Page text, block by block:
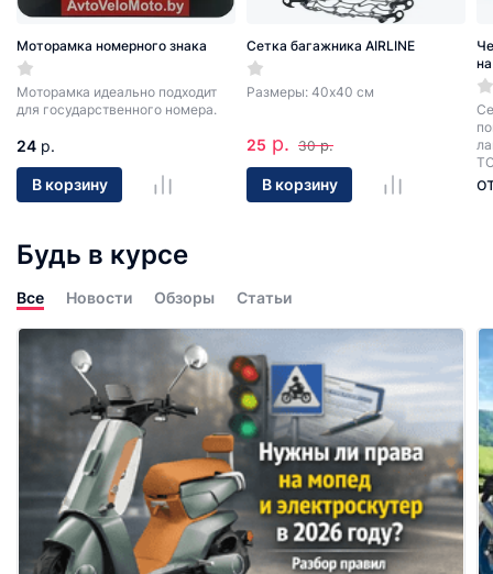
Моторамка номерного знака
Моторамка идеально подходит
для государственного номера.
24 р.
В корзину
Сетка багажника AIRLINE
Размеры: 40х40 см
25 р. 30 р.
В корзину
Будь в курсе
Все Новости Обзоры Статьи